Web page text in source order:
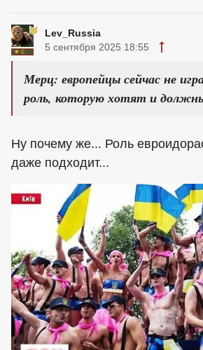
Lev_Russia
5 сентября 2025 18:55
Мерц: европейцы сейчас не
роль, которую хотят и
Ну почему же... Роль
даже подходит...